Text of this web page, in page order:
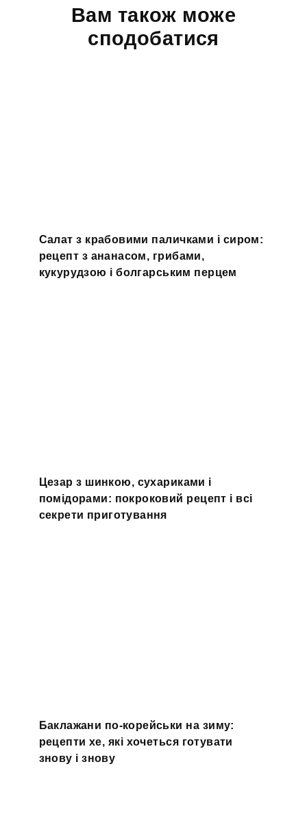
Вам також може
сподобатися
Салат з крабовими паличками і сиром:
рецепт з ананасом, грибами,
кукурудзою і болгарським перцем
Цезар з шинкою, сухариками і
помідорами: покроковий рецепт і всі
секрети приготування
Баклажани по-корейськи на зиму:
рецепти хе, які хочеться готувати
знову і знову